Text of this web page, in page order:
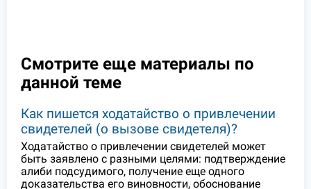
Смотрите еще материалы по
данной теме
Как пишется ходатайство о привлечении
свидетелей (о вызове свидетеля)?
Ходатайство о привлечении свидетелей может
быть заявлено с разными целями: подтверждение
алиби подсудимого, получение еще одного
доказательства его виновности, обоснование